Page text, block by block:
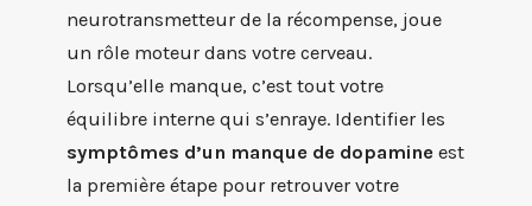
neurotransmetteur de la récompense, joue
un rôle moteur dans votre cerveau.
Lorsqu’elle manque, c’est tout votre
équilibre interne qui s’enraye. Identifier les
symptômes d’un manque de dopamine est
la première étape pour retrouver votre